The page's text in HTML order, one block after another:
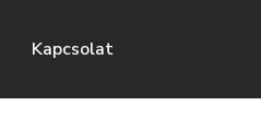
Kapcsolat